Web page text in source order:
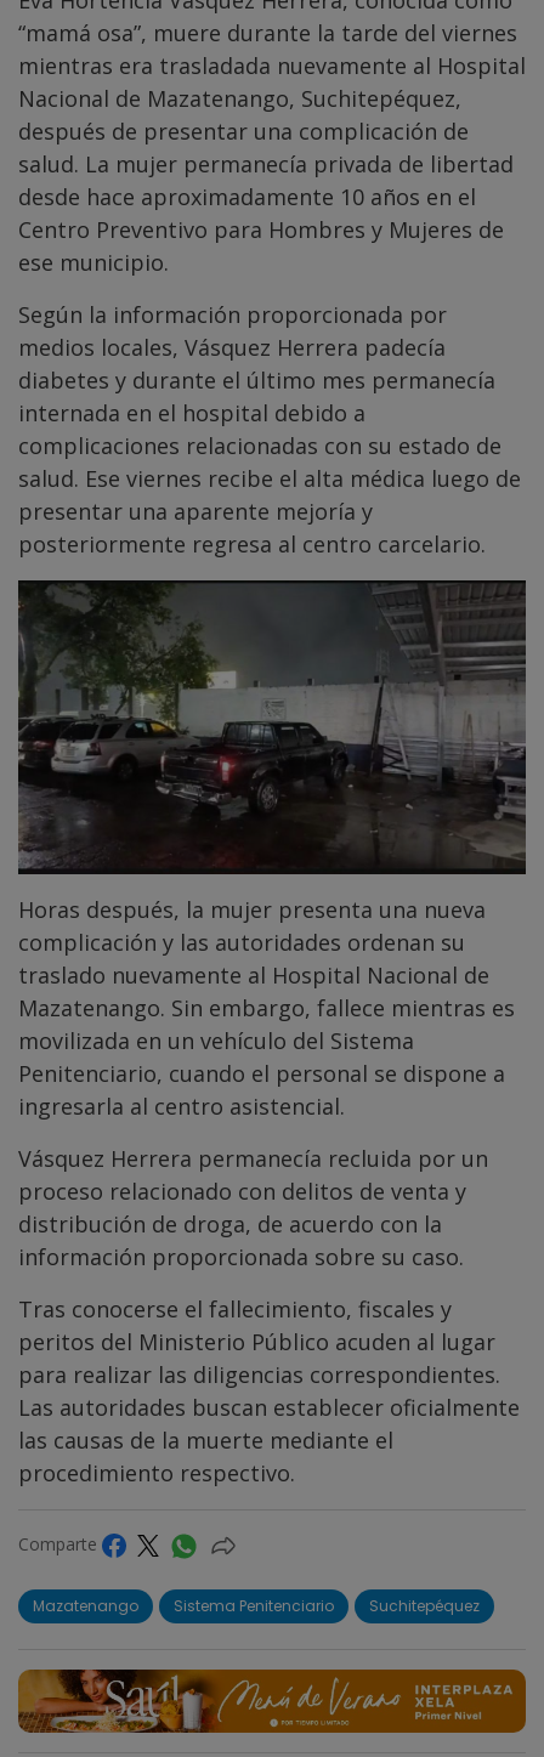
“mamá osa”, muere durante la tarde del viernes
mientras era trasladada nuevamente al Hospital
Nacional de Mazatenango, Suchitepéquez,
después de presentar una complicación de
salud. La mujer permanecía privada de libertad
desde hace aproximadamente 10 años en el
Centro Preventivo para Hombres y Mujeres de
ese municipio.
Según la información proporcionada por
medios locales, Vásquez Herrera padecía
diabetes y durante el último mes permanecía
internada en el hospital debido a
complicaciones relacionadas con su estado de
salud. Ese viernes recibe el alta médica luego de
presentar una aparente mejoría y
posteriormente regresa al centro carcelario.
Horas después, la mujer presenta una nueva
complicación y las autoridades ordenan su
traslado nuevamente al Hospital Nacional de
Mazatenango. Sin embargo, fallece mientras es
movilizada en un vehículo del Sistema
Penitenciario, cuando el personal se dispone a
ingresarla al centro asistencial.
Vásquez Herrera permanecía recluida por un
proceso relacionado con delitos de venta y
distribución de droga, de acuerdo con la
información proporcionada sobre su caso.
Tras conocerse el fallecimiento, fiscales y
peritos del Ministerio Público acuden al lugar
para realizar las diligencias correspondientes.
Las autoridades buscan establecer oficialmente
las causas de la muerte mediante el
procedimiento respectivo.
Comparte
Mazatenango Sistema Penitenciario Suchitepéquez